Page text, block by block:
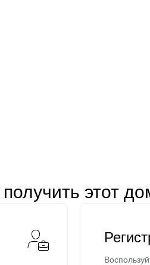
получить этот